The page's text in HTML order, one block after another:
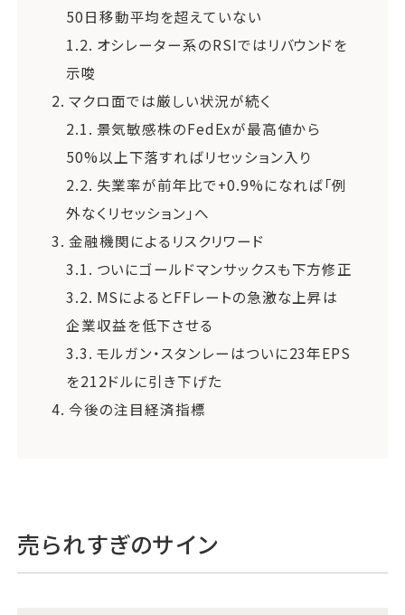
50日移動平均を超えていない
1.2. オシレーター系のRSIではリバウンドを
示唆
2. マクロ面では厳しい状況が続く
2.1. 景気敏感株のFedExが最高値から
50%以上下落すればリセッション入り
2.2. 失業率が前年比で+0.9%になれば「例
外なくリセッション」へ
3. 金融機関によるリスクリワード
3.1. ついにゴールドマンサックスも下方修正
3.2. MSによるとFFレートの急激な上昇は
企業収益を低下させる
3.3. モルガン・スタンレーはついに23年EPS
を212ドルに引き下げた
4. 今後の注目経済指標
売られすぎのサイン